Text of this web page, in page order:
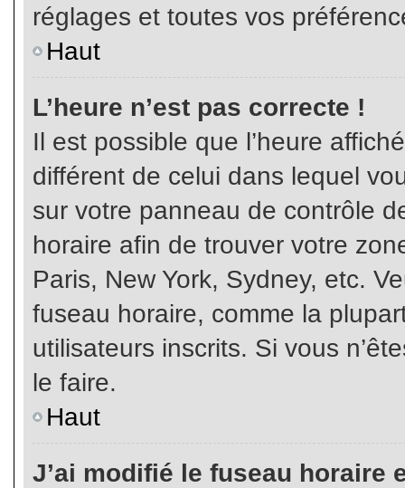
réglages et toutes vos
Haut
L’heure n’est pas correcte !
Il est possible que l’heure
différent de celui dans lequel
sur votre panneau de contrôle
horaire afin de trouver votre
Paris, New York, Sydney, etc.
fuseau horaire, comme la
utilisateurs inscrits. Si vous
le faire.
Haut
J’ai modifié le fuseau horaire